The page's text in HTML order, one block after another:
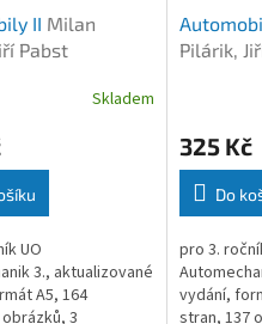
II Milan
Pabst
Skladem
UO
3., aktualizované
A5, 164
3
Pilárik,
325 Kč
Do
pro 3.
vydání,
stran, 137